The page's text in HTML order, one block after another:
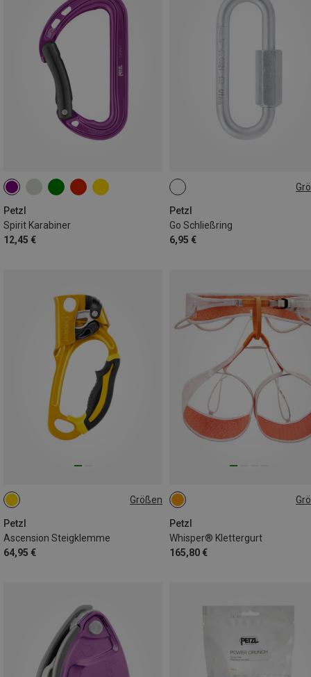
Petzl
Spirit Karabiner
12,45 €
Petzl
Go Schließring
6,95 €
8MM
Größen
Petzl
Ascension Steigklemme
64,95 €
RIGHT
Petzl
Whisper® Klettergurt
165,80 €
65-71CM
77-84CM